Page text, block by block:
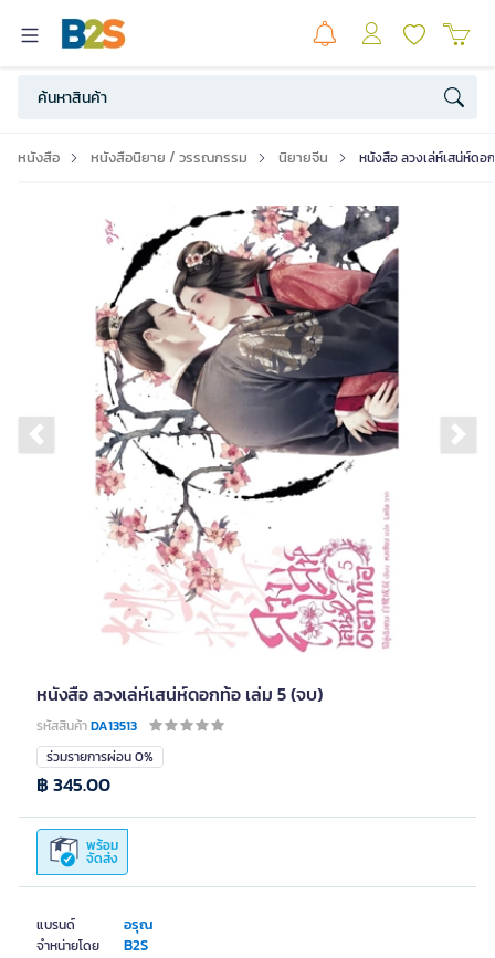
หนังสือ หนังสือนิยาย / วรรณกรรม นิยายจีน หนังสือ ลวงเล่ห์เสน่ห์ดอ
Previous slide
หนังสือ ลวงเล่ห์เสน่ห์ดอกท้อ เล่ม 5 (จบ)
รหัสสินค้าDA13513
แบรนด์ อรุณ
จำหน่ายโดย B2S
ร่วมรายการผ่อน 0%
พร้อม
จัดส่ง
฿ 345.00